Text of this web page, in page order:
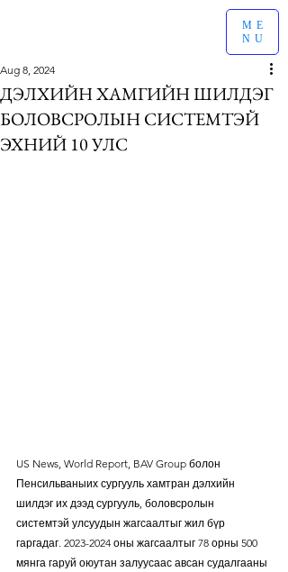
ME
NU
ДЭЛХИЙН ХАМГИЙН ШИЛДЭГ
БОЛОВСРОЛЫН СИСТЕМТЭЙ
ЭХНИЙ 10 УЛС
Aug 8, 2024
US News, World Report, BAV Group болон
Пенсильваныих сургууль хамтран дэлхийн
шилдэг их дээд сургууль, боловсролын
системтэй улсуудын жагсаалтыг жил бүр
гаргадаг. 2023-2024 оны жагсаалтыг 78 орны 500
мянга гаруй оюутан залуусаас авсан судалгааны